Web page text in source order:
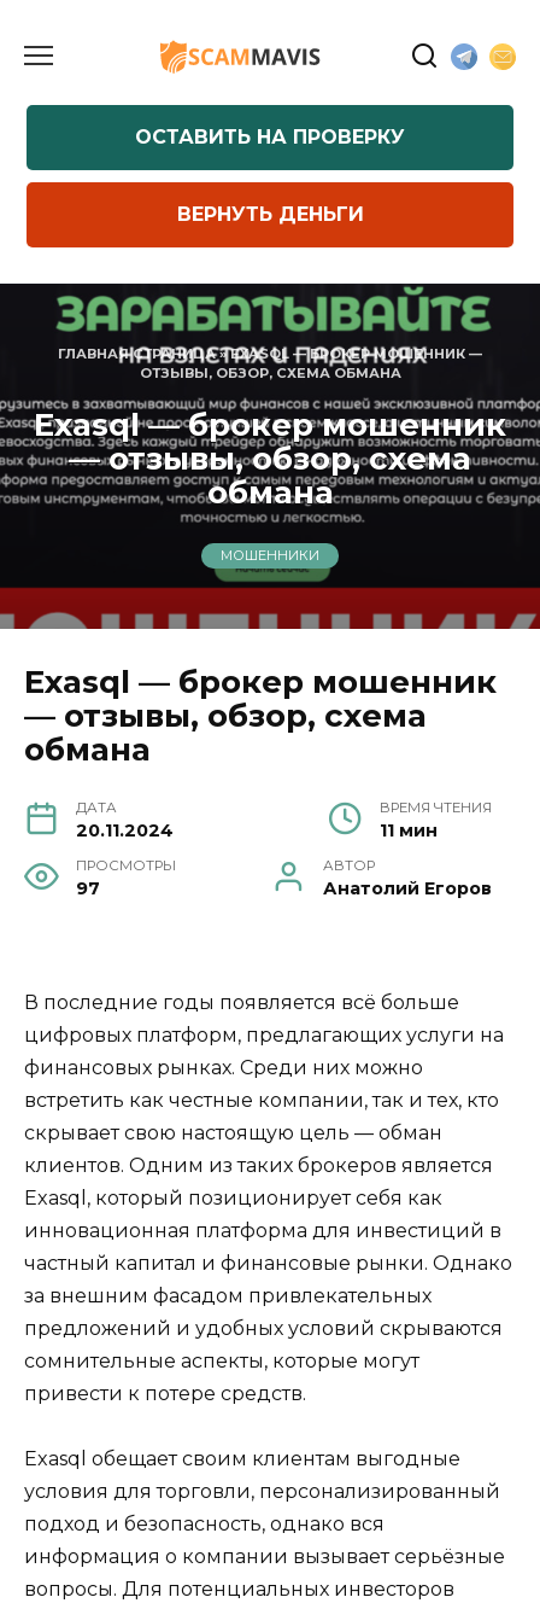
содержанию
ОСТАВИТЬ НА ПРОВЕРКУ
ВЕРНУТЬ ДЕНЬГИ
ГЛАВНАЯ СТРАНИЦА»EXASQL — БРОКЕР МОШЕННИК —
ОТЗЫВЫ, ОБЗОР, СХЕМА ОБМАНА
Exasql — брокер мошенник
— отзывы, обзор, схема
обмана
МОШЕННИКИ
Exasql — брокер мошенник
— отзывы, обзор, схема
обмана
ДАТА
20.11.2024
ВРЕМЯ ЧТЕНИЯ
11 мин
ПРОСМОТРЫ
97
АВТОР
Анатолий Егоров
В последние годы появляется всё больше
цифровых платформ, предлагающих услуги на
финансовых рынках. Среди них можно
встретить как честные компании, так и тех, кто
скрывает свою настоящую цель — обман
клиентов. Одним из таких брокеров является
Exasql, который позиционирует себя как
инновационная платформа для инвестиций в
частный капитал и финансовые рынки. Однако
за внешним фасадом привлекательных
предложений и удобных условий скрываются
сомнительные аспекты, которые могут
привести к потере средств.
Exasql обещает своим клиентам выгодные
условия для торговли, персонализированный
подход и безопасность, однако вся
информация о компании вызывает серьёзные
вопросы. Для потенциальных инвесторов